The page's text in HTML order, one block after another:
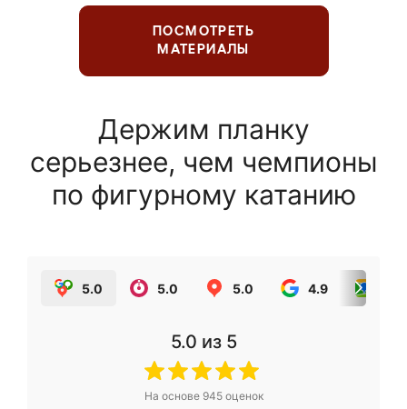
ПОСМОТРЕТЬ
МАТЕРИАЛЫ
Держим планку
серьезнее, чем чемпионы
по фигурному катанию
5.0 5.0 5.0 4.9
5.0 из 5
На основе 945оценок